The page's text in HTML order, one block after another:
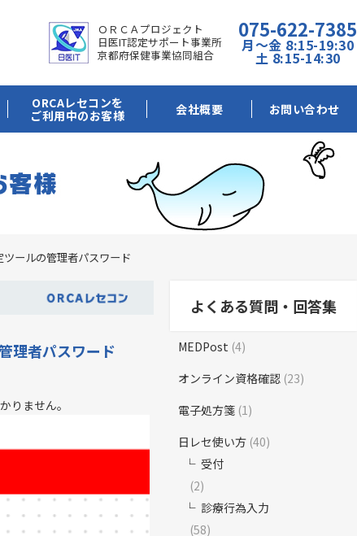
ＯＲＣＡプロジェクト
日医IT認定サポート事業所
京都府保健事業協同組合
075-622-7385
月～金 8:15-19:30
土 8:15-14:30
ORCAレセコンを
ご利用中のお客様
会社概要 お問い合わせ
ールの管理者パスワード
理者パスワード
りません。
よくある質問・回答集
MEDPost (4)
オンライン資格確認 (23)
電子処方箋 (1)
日レセ使い方 (40)
受付
(2)
診療行為入力
(58)